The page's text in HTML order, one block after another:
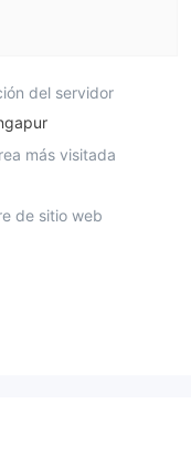
del servidor
más visitada
de sitio web